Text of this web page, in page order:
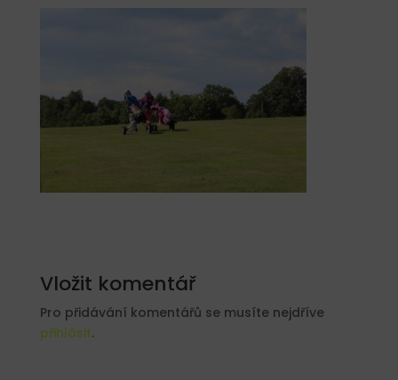
Vložit komentář
Pro přidávání komentářů se musíte nejdříve
přihlásit.